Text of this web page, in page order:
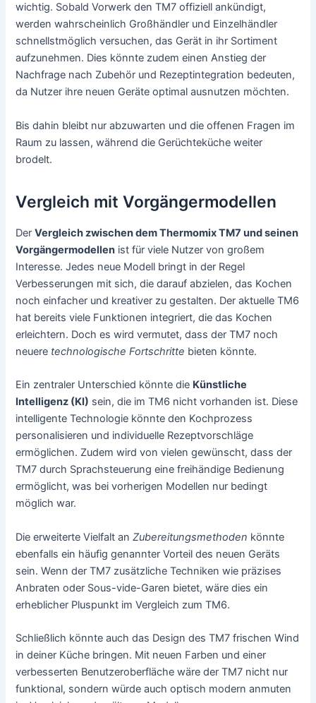
wichtig. Sobald Vorwerk den TM7 offiziell ankündigt,
werden wahrscheinlich Großhändler und Einzelhändler
schnellstmöglich versuchen, das Gerät in ihr Sortiment
aufzunehmen. Dies könnte zudem einen Anstieg der
Nachfrage nach Zubehör und Rezeptintegration bedeuten,
da Nutzer ihre neuen Geräte optimal ausnutzen möchten.
Bis dahin bleibt nur abzuwarten und die offenen Fragen im
Raum zu lassen, während die Gerüchteküche weiter
brodelt.
Vergleich mit Vorgängermodellen
DerVergleich zwischen dem Thermomix TM7 und seinen
Vorgängermodellen ist für viele Nutzer von großem
Interesse. Jedes neue Modell bringt in der Regel
Verbesserungen mit sich, die darauf abzielen, das Kochen
noch einfacher und kreativer zu gestalten. Der aktuelle TM6
hat bereits viele Funktionen integriert, die das Kochen
erleichtern. Doch es wird vermutet, dass der TM7 noch
neuere technologische Fortschritte bieten könnte.
Ein zentraler Unterschied könnte die Künstliche
Intelligenz (KI) sein, die im TM6 nicht vorhanden ist. Diese
intelligente Technologie könnte den Kochprozess
personalisieren und individuelle Rezeptvorschläge
ermöglichen. Zudem wird von vielen gewünscht, dass der
TM7 durch Sprachsteuerung eine freihändige Bedienung
ermöglicht, was bei vorherigen Modellen nur bedingt
möglich war.
Die erweiterte Vielfalt anZubereitungsmethoden könnte
ebenfalls ein häufig genannter Vorteil des neuen Geräts
sein. Wenn der TM7 zusätzliche Techniken wie präzises
Anbraten oder Sous-vide-Garen bietet, wäre dies ein
erheblicher Pluspunkt im Vergleich zum TM6.
Schließlich könnte auch das Design des TM7 frischen Wind
in deiner Küche bringen. Mit neuen Farben und einer
verbesserten Benutzeroberfläche wäre der TM7 nicht nur
funktional, sondern würde auch optisch modern anmuten